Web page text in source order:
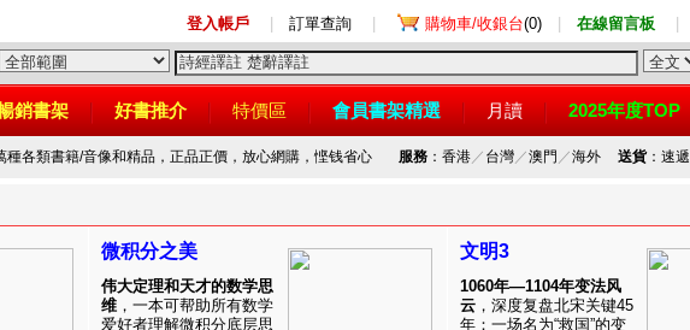
登入帳戶 訂單查詢 購物車/收銀台(0) 在線留言板
銷書架 好書推介 特價區 會員書架精選 月讀 2025年度TOP
種各類書籍/音像和精品，正品正價，放心網購，悭钱省心 服務：香港／ 台灣／澳門 ／海外 送貨：速遞
微积分之美
伟大定理和天才的数学思
维 ，一本可帮助所有数学
爱好者理解微积分底层思
文明3
1060年—1104年变法风
云 ，深度复盘北宋关键45
年：一场名为“救国”的变